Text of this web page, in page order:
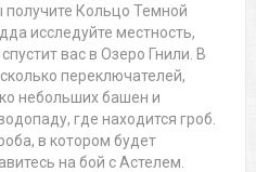
получите Кольцо Темной
исследуйте местность,
вас в Озеро Гнили. В
переключателей,
небольших башен и
где находится гроб.
в котором будет
на бой с Астелем.